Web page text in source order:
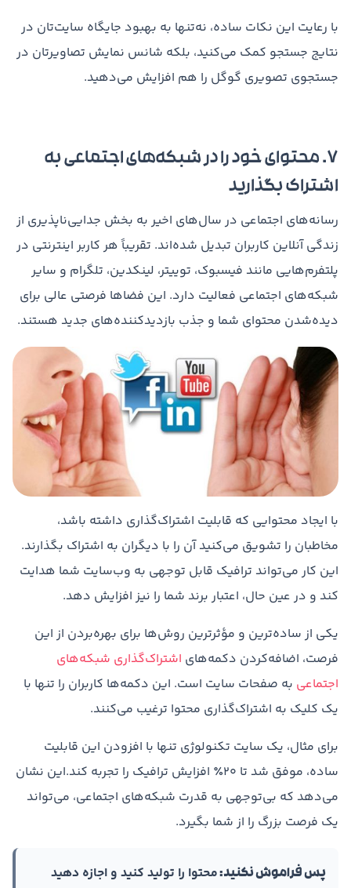
با رعایت این نکات ساده، نه‌تنها به بهبود جایگاه سایت‌تان در
نتایج جستجو کمک می‌کنید، بلکه شانس نمایش تصاویرتان در
جستجوی تصویری گوگل را هم افزایش می‌دهید.
۷. محتوای خود را در شبکه‌های اجتماعی به
اشتراک بگذارید
رسانه‌های اجتماعی در سال‌های اخیر به بخش جدایی‌ناپذیری از
زندگی آنلاین کاربران تبدیل شده‌اند. تقریباً هر کاربر اینترنتی در
پلتفرم‌هایی مانند فیسبوک، توییتر، لینکدین، تلگرام و سایر
شبکه‌های اجتماعی فعالیت دارد. این فضاها فرصتی عالی برای
دیده‌شدن محتوای شما و جذب بازدیدکننده‌های جدید هستند.
با ایجاد محتوایی که قابلیت اشتراک‌گذاری داشته باشد،
مخاطبان را تشویق می‌کنید آن را با دیگران به اشتراک بگذارند.
این کار می‌تواند ترافیک قابل توجهی به وب‌سایت شما هدایت
کند و در عین حال، اعتبار برند شما را نیز افزایش دهد.
یکی از ساده‌ترین و مؤثرترین روش‌ها برای بهره‌بردن از این
فرصت، اضافه‌کردن دکمه‌های اشتراک‌گذاری شبکه‌های
اجتماعی به صفحات سایت است. این دکمه‌ها کاربران را تنها با
یک کلیک به اشتراک‌گذاری محتوا ترغیب می‌کنند.
برای مثال، یک سایت تکنولوژی تنها با افزودن این قابلیت
ساده، موفق شد تا ۲۰٪ افزایش ترافیک را تجربه کند.این نشان
می‌دهد که بی‌توجهی به قدرت شبکه‌های اجتماعی، می‌تواند
یک فرصت بزرگ را از شما بگیرد.
پس فراموش نکنید:محتوا را تولید کنید و اجازه دهید